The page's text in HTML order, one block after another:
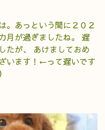
。あっという間に２０２
月が過ぎましたね。 遅
たが、 あけましておめ
います！←って遅いです